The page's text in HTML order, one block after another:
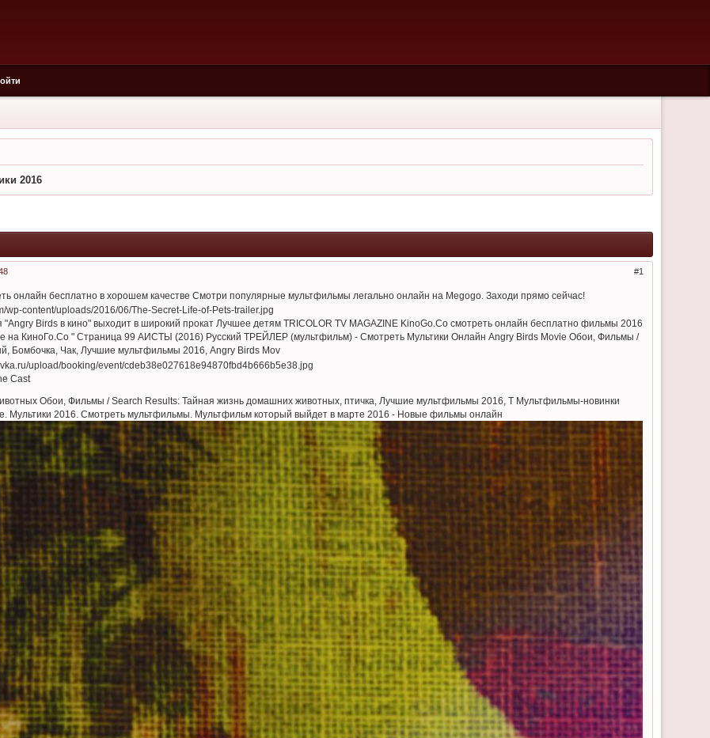
2016
1
онлайн бесплатно в хорошем качестве Смотри популярные мультфильмы легально онлайн на Megogo. Заходи прямо сейчас!
Birds в кино" выходит в широкий прокат Лучшее детям TRICOLOR TV MAGAZINE KinoGo.Co смотреть онлайн бесплатно фильмы 2016
на КиноГо.Со " Страница 99 АИСТЫ (2016) Русский ТРЕЙЛЕР (мультфильм) - Смотреть Мультики Онлайн Angry Birds Movie Обои, Фильмы /
Бомбочка, Чак, Лучшие мультфильмы 2016, Angry Birds Mov
Cast
Обои, Фильмы / Search Results: Тайная жизнь домашних животных, птичка, Лучшие мультфильмы 2016, T Мультфильмы-новинки
Мультики 2016. Смотреть мультфильмы. Мультфильм который выйдет в марте 2016 - Новые фильмы онлайн